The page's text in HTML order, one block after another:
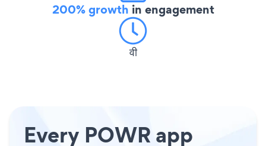
200% growth in engagement
वी
Every POWR app